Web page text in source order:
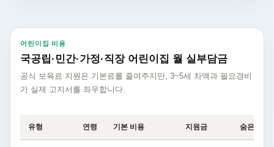
어린이집 비용
국공립·민간·가정·직장 어린이집 월 실부담금
공식 보육료 지원은 기본료를 줄여주지만, 3~5세 차액과 필요경비
가 실제 고지서를 좌우합니다.
유형 연령 기본 비용 지원금 숨은 비용